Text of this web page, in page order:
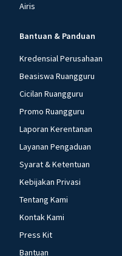
Airis
Bantuan & Panduan
Kredensial Perusahaan
Beasiswa Ruangguru
Cicilan Ruangguru
Promo Ruangguru
Laporan Kerentanan
Layanan Pengaduan
Syarat & Ketentuan
Kebijakan Privasi
Tentang Kami
Kontak Kami
Press Kit
Bantuan